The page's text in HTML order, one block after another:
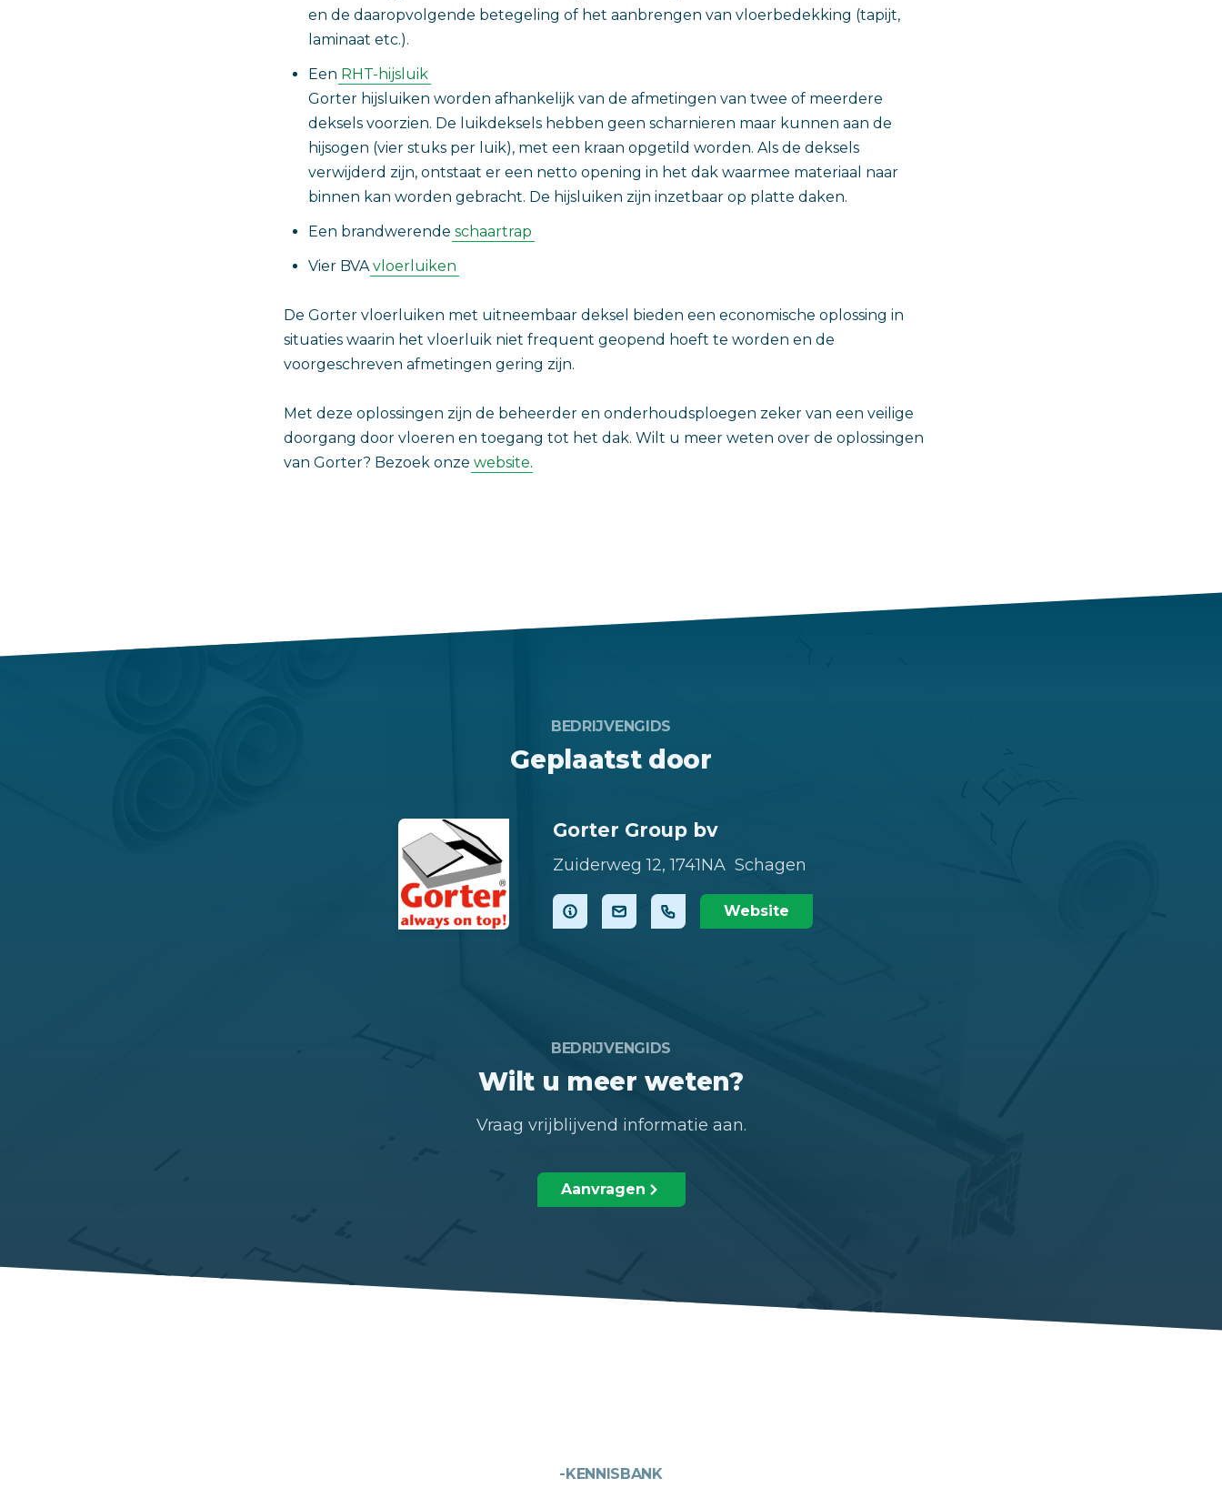
en de daaropvolgende betegeling of het aanbrengen van vloerbedekking (tapijt,
laminaat etc.).
Een RHT-hijsluik
Gorter hijsluiken worden afhankelijk van de afmetingen van twee of meerdere
deksels voorzien. De luikdeksels hebben geen scharnieren maar kunnen aan de
hijsogen (vier stuks per luik), met een kraan opgetild worden. Als de deksels
verwijderd zijn, ontstaat er een netto opening in het dak waarmee materiaal naar
binnen kan worden gebracht. De hijsluiken zijn inzetbaar op platte daken.
Een brandwerende schaartrap
Vier BVA vloerluiken
De Gorter vloerluiken met uitneembaar deksel bieden een economische oplossing in
situaties waarin het vloerluik niet frequent geopend hoeft te worden en de
voorgeschreven afmetingen gering zijn.
Met deze oplossingen zijn de beheerder en onderhoudsploegen zeker van een veilige
doorgang door vloeren en toegang tot het dak. Wilt u meer weten over de oplossingen
van Gorter? Bezoek onze website.
BEDRIJVENGIDS
Geplaatst door
Gorter Group bv
Zuiderweg 12, 1741NA Schagen
Website
BEDRIJVENGIDS
Wilt u meer weten?
Vraag vrijblijvend informatie aan.
Aanvragen
-KENNISBANK